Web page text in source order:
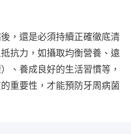
，還是必須持續正確徹底清
抗力，如攝取均衡營養、遠
、養成良好的生活習慣等，
重要性，才能預防牙周病菌